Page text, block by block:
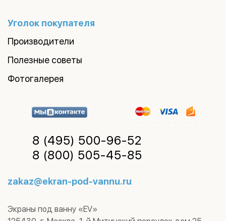
Уголок покупателя
Производители
Полезные советы
Фотогалерея
8 (495) 500-96-52
8 (800) 505-45-85
zakaz@ekran-pod-vannu.ru
Экраны под ванну «EV»